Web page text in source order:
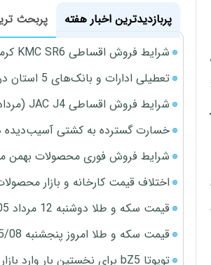
پربازدیدترین اخبار هفته
پربحث
شرایط فروش اقساطی KMC SR6 کرمان موتور اعلام شد
تعطیلی ادارات و بانک‌های 5 استان در روز چهارشنبه
شرایط فروش اقساطی JAC J4 (مرداد 1405)
خسارت گسترده به کشتی آسیب‌دیده
شرایط فروش فوری محصولات بهمن موتور
اختلاف قیمت کارخانه و بازار
قیمت سکه و طلا دوشنبه 12 مرداد 1405
قیمت سکه و طلا امروز پنجشنبه 1405/05/08
تویوتا bZ5 برای نخستین بار وارد بازار ایران می‌شود